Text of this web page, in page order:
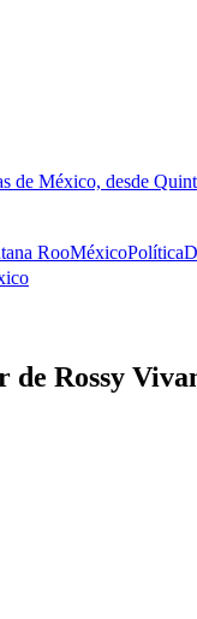
de México, desde
RooMéxicoPolítica
de Rossy